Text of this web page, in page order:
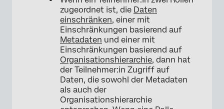
zugeordnet ist, die Daten
einschränken, einer mit
Einschränkungen basierend auf
Metadaten und einer mit
Einschränkungen basierend auf
Organisationshierarchie, dann hat
der Teilnehmer:in Zugriff auf
Daten, die sowohl der Metadaten
als auch der
Organisationshierarchie